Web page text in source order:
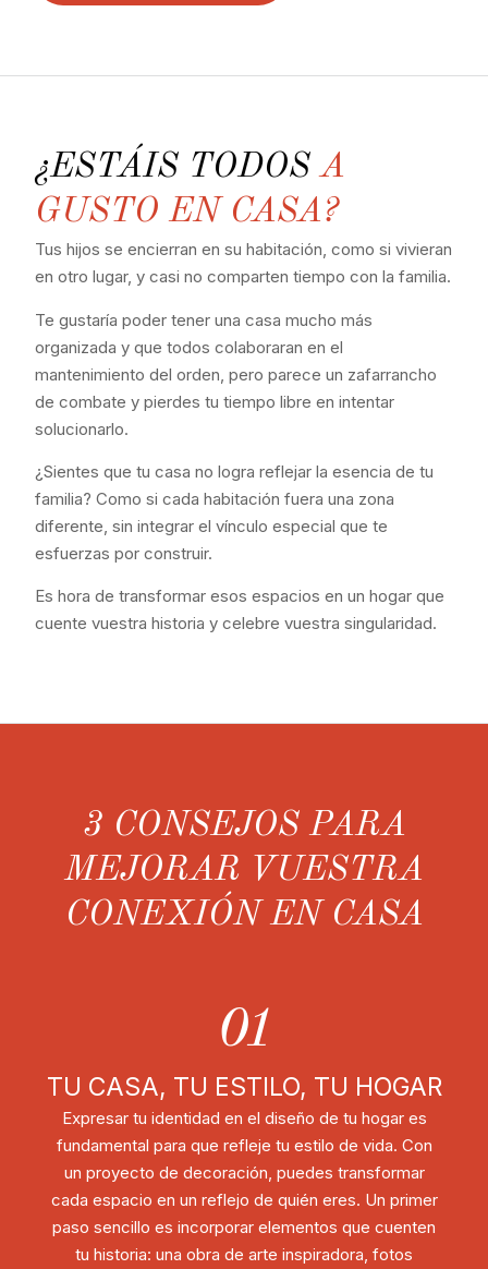
¿ESTÁIS TODOSA
GUSTO EN CASA?
Tus hijos se encierran en su habitación, como si vivieran
en otro lugar, y casi no comparten tiempo con la familia.
Te gustaría poder tener una casa mucho más
organizada y que todos colaboraran en el
mantenimiento del orden, pero parece un zafarrancho
de combate y pierdes tu tiempo libre en intentar
solucionarlo.
¿Sientes que tu casa no logra reflejar la esencia de tu
familia? Como si cada habitación fuera una zona
diferente, sin integrar el vínculo especial que te
esfuerzas por construir.
Es hora de transformar esos espacios en un hogar que
cuente vuestra historia y celebre vuestra singularidad.
3 CONSEJOS PARA
MEJORAR VUESTRA
CONEXIÓN EN CASA
01
TU CASA, TU ESTILO, TU HOGAR
Expresar tu identidad en el diseño de tu hogar es
fundamental para que refleje tu estilo de vida. Con
un proyecto de decoración, puedes transformar
cada espacio en un reflejo de quién eres. Un primer
paso sencillo es incorporar elementos que cuenten
tu historia: una obra de arte inspiradora, fotos